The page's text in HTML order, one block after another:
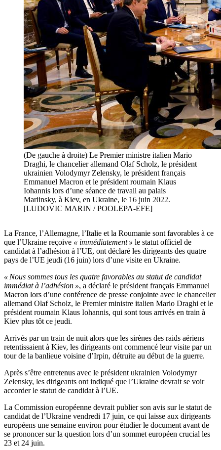
(De gauche à droite) Le Premier ministre italien Mario
Draghi, le chancelier allemand Olaf Scholz, le président
ukrainien Volodymyr Zelensky, le président français
Emmanuel Macron et le président roumain Klaus
Iohannis lors d’une séance de travail au palais
Mariinsky, à Kiev, en Ukraine, le 16 juin 2022.
[LUDOVIC MARIN / POOLEPA-EFE]
La France, l’Allemagne, l’Italie et la Roumanie sont favorables à ce
que l’Ukraine reçoive « immédiatement » le statut officiel de
candidat à l’adhésion à l’UE, ont déclaré les dirigeants des quatre
pays de l’UE jeudi (16 juin) lors d’une visite en Ukraine.
« Nous sommes tous les quatre favorables au statut de candidat
immédiat à l’adhésion », a déclaré le président français Emmanuel
Macron lors d’une conférence de presse conjointe avec le chancelier
allemand Olaf Scholz, le Premier ministre italien Mario Draghi et le
président roumain Klaus Iohannis, qui sont tous arrivés en train à
Kiev plus tôt ce jeudi.
Arrivés par un train de nuit alors que les sirènes des raids aériens
retentissaient à Kiev, les dirigeants ont commencé leur visite par un
tour de la banlieue voisine d’Irpin, détruite au début de la guerre.
Après s’être entretenus avec le président ukrainien Volodymyr
Zelensky, les dirigeants ont indiqué que l’Ukraine devrait se voir
accorder le statut de candidat à l’UE.
La Commission européenne devrait publier son avis sur le statut de
candidat de l’Ukraine vendredi 17 juin, ce qui laisse aux dirigeants
européens une semaine environ pour étudier le document avant de
se prononcer sur la question lors d’un sommet européen crucial les
23 et 24 juin.